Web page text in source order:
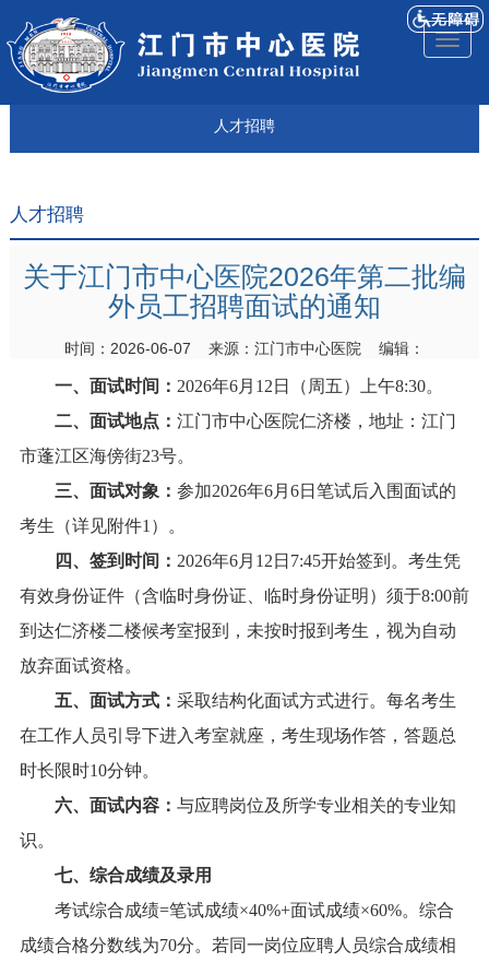
医院
简介
来院
导航
就诊
指引
专科
建设
仁济
科普
人才
招聘
仁济
医院
视频
人才招聘
人才招聘
关于江门市中心医院2026年第二批编
外员工招聘面试的通知
时间：2026-06-07 来源：江门市中心医院 编辑：
一、面试时间： 2026年6月 12 日（周五）上午8:30。
二、面试地点： 江门市中心医院仁济楼，地址：江门
市蓬江区海傍街23号。
三、面试对象： 参加2026年6月 6日笔试后入围面试的
考生（详见附件1）。
四、签到时间： 2026年6月 12 日 7:45开始签到。考生凭
有效身份证件（含临时身份证、临时身份证明）须于8:00前
到达仁济楼二楼候考室报到，未按时报到考生，视为自动
放弃面试资格。
五、 面试方式： 采取结构化面试方式进行。每名考生
在工作人员引导下进入考室就座，考生现场作答，答题总
时长限时10分钟。
六、面试内容： 与应聘岗位及所学专业相关的专业知
识。
七、综合成绩及录用
考试综合成绩=笔试成绩×40%+面试成绩×60%。综合
成绩合格分数线为70分。若同一岗位应聘人员综合成绩相